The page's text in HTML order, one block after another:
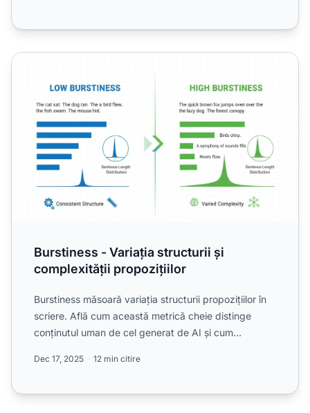
Burstiness - Variația structurii și complexității propozițiilor
Burstiness - Variația structurii și
complexității propozițiilor
Burstiness măsoară variația structurii propozițiilor în
scriere. Află cum această metrică cheie distinge
conținutul uman de cel generat de AI și cum
Dec 17, 2025 12 min citire